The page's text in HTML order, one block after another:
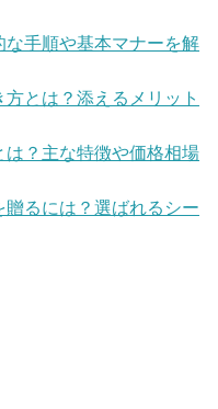
な手順や基本マナーを解
とは？添えるメリット
？主な特徴や価格相場
るには？選ばれるシー